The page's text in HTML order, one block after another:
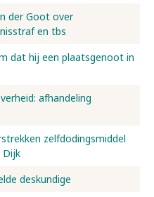
der Goot over
en tbs
dat hij een plaatsgenoot in
afhandeling
zelfdodingsmiddel
Dijk
deskundige